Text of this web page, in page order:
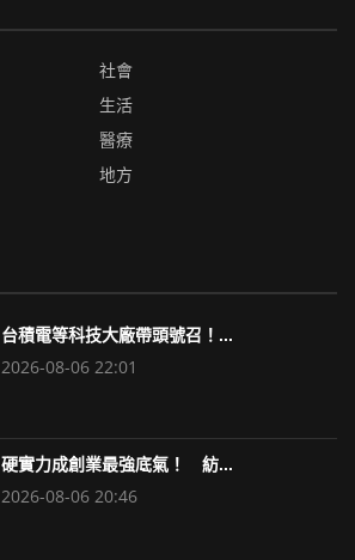
社會
生活
醫療
地方
台積電等科技大廠帶頭號召！...
2026-08-06 22:01
硬實力成創業最強底氣！ 紡...
2026-08-06 20:46